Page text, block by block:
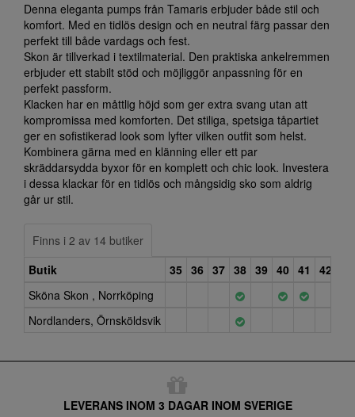
Denna eleganta pumps från Tamaris erbjuder både stil och
komfort. Med en tidlös design och en neutral färg passar den
perfekt till både vardags och fest.
Skon är tillverkad i textilmaterial. Den praktiska ankelremmen
erbjuder ett stabilt stöd och möjliggör anpassning för en
perfekt passform.
Klacken har en måttlig höjd som ger extra svang utan att
kompromissa med komforten. Det stiliga, spetsiga tåpartiet
ger en sofistikerad look som lyfter vilken outfit som helst.
Kombinera gärna med en klänning eller ett par
skräddarsydda byxor för en komplett och chic look. Investera
i dessa klackar för en tidlös och mångsidig sko som aldrig
går ur stil.
Finns i 2 av 14 butiker
Butik
35 36 37 38 39 40 41
42
Sköna Skon , Norrköping
Nordlanders, Örnsköldsvik
LEVERANS INOM 3 DAGAR INOM SVERIGE